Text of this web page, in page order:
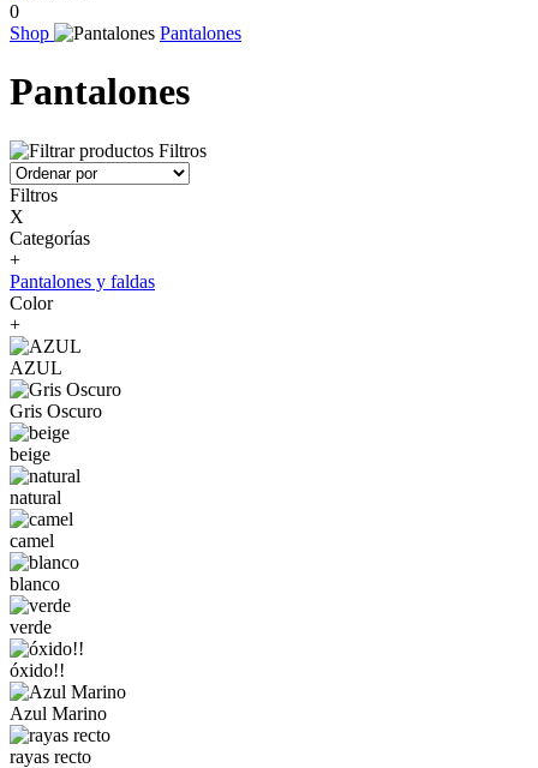
0
Shop
Pantalones
Pantalones
Filtros
Filtros
X
Categorías
+
Pantalones y faldas
Color
+
AZUL
Gris Oscuro
beige
natural
camel
blanco
verde
óxido!!
Azul Marino
rayas recto